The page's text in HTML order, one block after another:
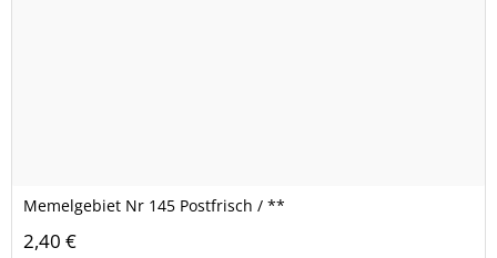
Memelgebiet Nr 145 Postfrisch / **
2,40 €